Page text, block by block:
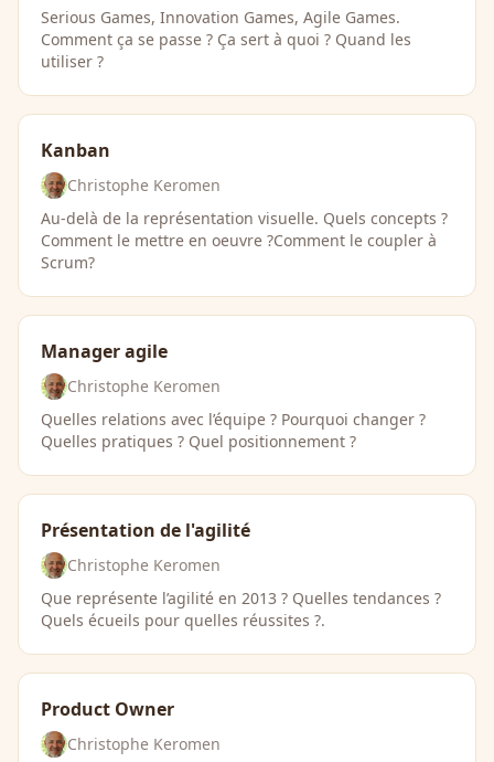
Serious Games, Innovation Games, Agile Games.
Comment ça se passe ? Ça sert à quoi ? Quand les
utiliser ?
Kanban
Christophe Keromen
Au-delà de la représentation visuelle. Quels concepts ?
Comment le mettre en oeuvre ?Comment le coupler à
Scrum?
Manager agile
Christophe Keromen
Quelles relations avec l’équipe ? Pourquoi changer ?
Quelles pratiques ? Quel positionnement ?
Présentation de l'agilité
Christophe Keromen
Que représente l’agilité en 2013 ? Quelles tendances ?
Quels écueils pour quelles réussites ?.
Product Owner
Christophe Keromen